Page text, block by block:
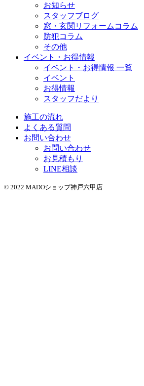
お知らせ
スタッフブログ
窓・玄関リフォームコラム
防犯コラム
その他
イベント・お得情報
イベント・お得情報 一覧
イベント
お得情報
スタッフだより
施工の流れ
よくある質問
お問い合わせ
お問い合わせ
お見積もり
LINE相談
© 2022 MADOショップ神戸六甲店